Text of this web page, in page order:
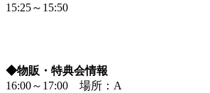
15:25～15:50
◆物販・特典会情報
16:00～17:00 場所：A